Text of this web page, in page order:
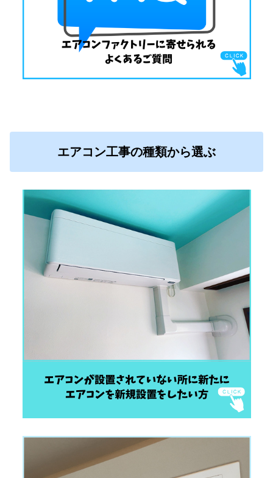
エアコン工事の種類から選ぶ